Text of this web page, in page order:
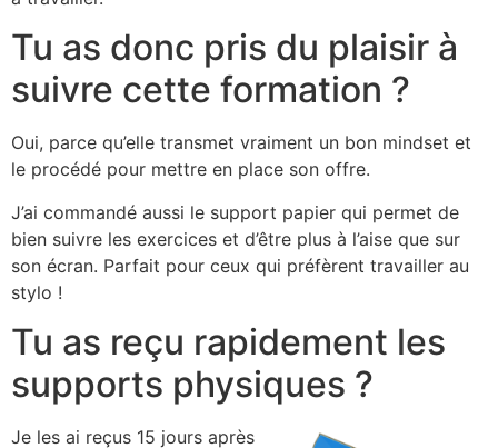
Tu as donc pris du plaisir à
suivre cette formation ?
Oui, parce qu’elle transmet vraiment un bon mindset et
le procédé pour mettre en place son offre.
J’ai commandé aussi le support papier qui permet de
bien suivre les exercices et d’être plus à l’aise que sur
son écran. Parfait pour ceux qui préfèrent travailler au
stylo !
Tu as reçu rapidement les
supports physiques ?
Je les ai reçus 15 jours après